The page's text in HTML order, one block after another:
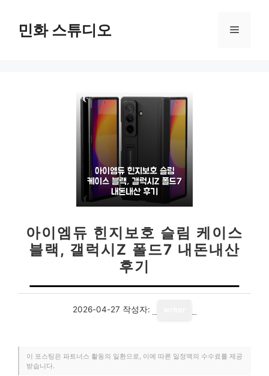
민화 스튜디오 메
아이엠듀 힌지보호 슬림 케이스
블랙, 갤럭시Z 폴드7 내돈내산
후기
2026-04-27 작성자:
이 포스팅은 파트너스 활동의 일환으로, 이에 따른 일정액의 수수료를 제공
받습니다.